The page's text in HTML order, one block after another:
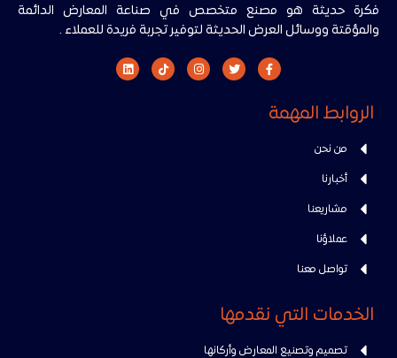
فكرة حديثة هو مصنع متخصص في صناعة المعارض الدائمة
والمؤقتة ووسائل العرض الحديثة لتوفير تجربة فريدة للعملاء .
الروابط المهمة
من نحن
أخبارنا
مشاريعنا
عملاؤنا
تواصل معنا
الخدمات التي نقدمها
تصميم وتصنيع المعارض وأركانها